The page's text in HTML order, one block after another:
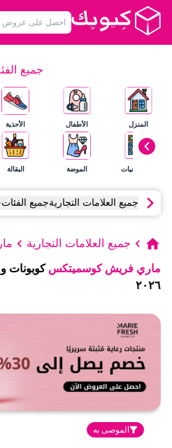
جميع
المنزل
الإلكترونيات
الأطفال
الموضة
الأحذية
البقالة
جميع العلامات التجاريةجميع الفئات
جميع العلامات التجارية
ماري فريش كوسميتكس كوبونات
٢٠٢٦
الموصى به